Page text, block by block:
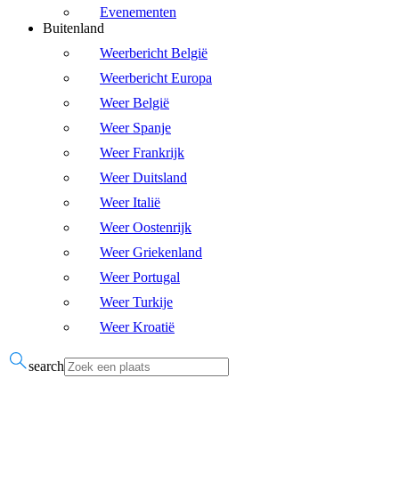
Evenementen
Buitenland
Weerbericht België
Weerbericht Europa
Weer België
Weer Spanje
Weer Frankrijk
Weer Duitsland
Weer Italië
Weer Oostenrijk
Weer Griekenland
Weer Portugal
Weer Turkije
Weer Kroatië
search